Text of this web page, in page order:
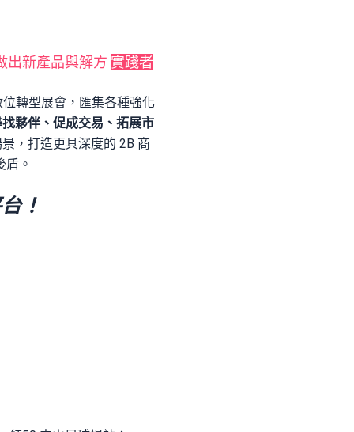
出新產品與解方 實踐者
轉型展會，匯集各種強化
夥伴、促成交易、拓展市
，打造更具深度的 2B 商
。
！